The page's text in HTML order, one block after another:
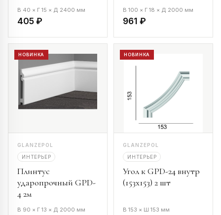
В 40 × Г 15 × Д 2400 мм
405 ₽
В 100 × Г 18 × Д 2000 мм
961 ₽
НОВИНКА
GLANZEPOL
ИНТЕРЬЕР
Плинтус
ударопрочный GPD-
4 2м
В 90 × Г 13 × Д 2000 мм
НОВИНКА
GLANZEPOL
ИНТЕРЬЕР
Угол к GPD-24 внутр
(153х153) 2 шт
В 153 × Ш 153 мм